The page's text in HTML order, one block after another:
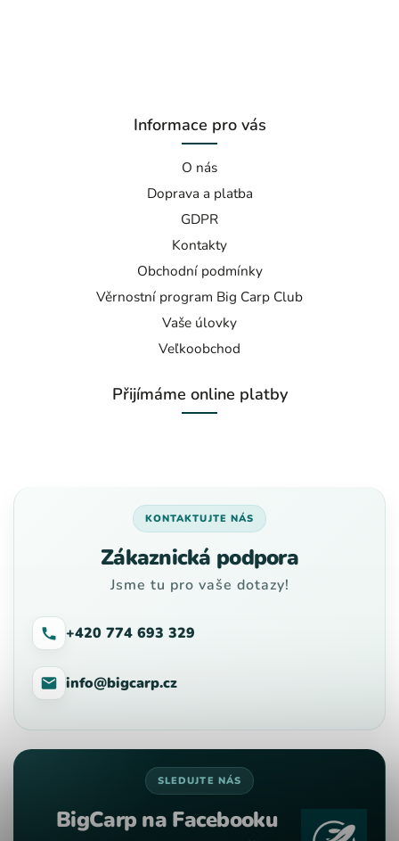
Informace pro vás
O nás
Doprava a platba
GDPR
Kontakty
Obchodní podmínky
Věrnostní program Big Carp Club
Vaše úlovky
Veľkoobchod
Přijímáme online platby
KONTAKTUJTE NÁS
Zákaznická podpora
Jsme tu pro vaše dotazy!
+420 774 693 329
info@bigcarp.cz
SLEDUJTE NÁS
BigCarp na Facebooku